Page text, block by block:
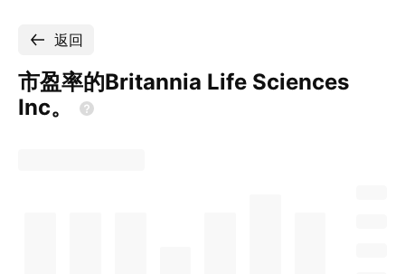
返回
市盈率的Britannia Life Sciences
Inc。